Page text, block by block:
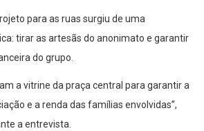
para as ruas surgiu de uma
tirar as artesãs do anonimato e garantir
do grupo.
a vitrine da praça central para garantir a
e a renda das famílias envolvidas”,
a entrevista.